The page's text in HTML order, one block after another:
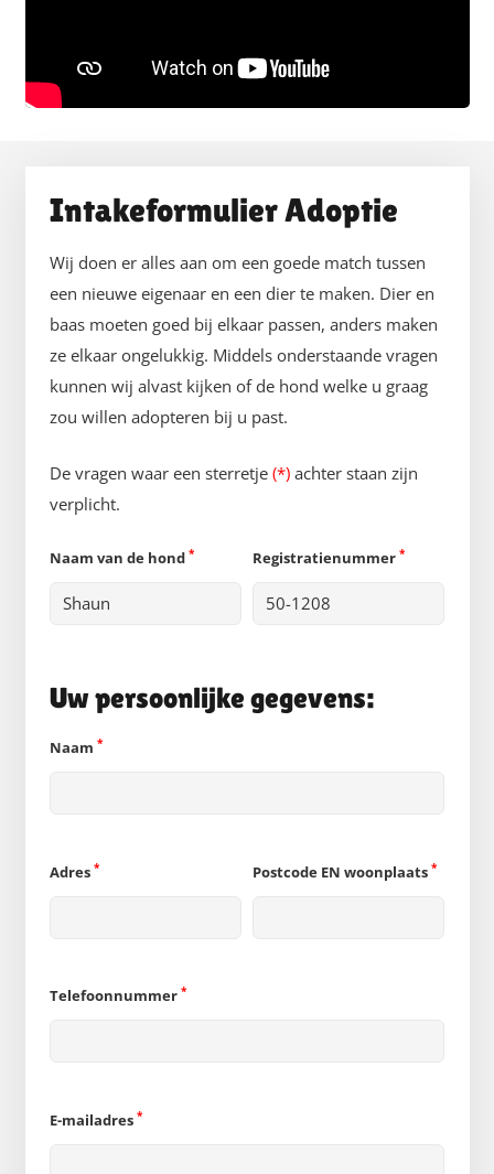
Intakeformulier Adoptie
Wij doen er alles aan om een goede match tussen
een nieuwe eigenaar en een dier te maken. Dier en
baas moeten goed bij elkaar passen, anders maken
ze elkaar ongelukkig. Middels onderstaande vragen
kunnen wij alvast kijken of de hond welke u graag
zou willen adopteren bij u past.
De vragen waar een sterretje (*) achter staan zijn
verplicht.
Naam van de hond * Registratienummer *
Uw persoonlijke gegevens:
Naam *
Adres * Postcode EN woonplaats *
Telefoonnummer *
E-mailadres *